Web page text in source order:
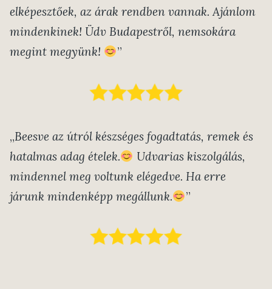
elképesztőek, az árak rendben vannak. Ajánlom
mindenkinek! Üdv Budapestről, nemsokára
megint megyünk!
”
„Beesve az útról készséges fogadtatás, remek és
hatalmas adag ételek.
Udvarias kiszolgálás,
mindennel meg voltunk elégedve. Ha erre
járunk mindenképp megállunk.
”